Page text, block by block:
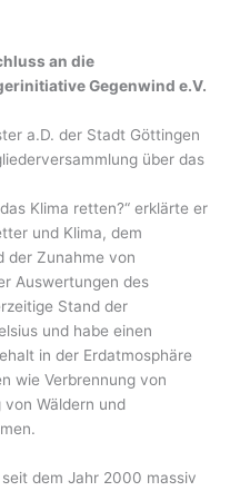
an die
Gegenwind e.V.
a.D. der Stadt Göttingen
über das
Klima retten?“ erklärte er
und Klima, dem
der Zunahme von
Auswertungen des
Stand der
und habe einen
in der Erdatmosphäre
wie Verbrennung von
von Wäldern und
dem Jahr 2000 massiv